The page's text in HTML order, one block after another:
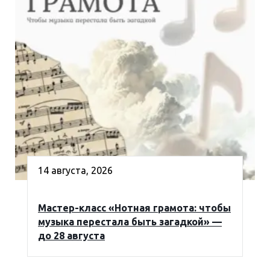
14 августа, 2026
Мастер-класс «Нотная грамота: чтобы
музыка перестала быть загадкой» —
до 28 августа